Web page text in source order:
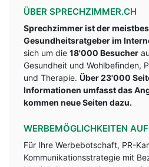
ÜBER SPRECHZIMMER.CH
Sprechzimmer ist der
Gesundheitsratgeber im
sich um die 18'000 Besucher
Gesundheit und Wohlbefinden,
und Therapie. Über 23'000
Informationen umfasst das
kommen neue Seiten dazu.
WERBEMÖGLICHKEITEN
Für Ihre Werbebotschaft, PR-
Kommunikationsstrategie mit